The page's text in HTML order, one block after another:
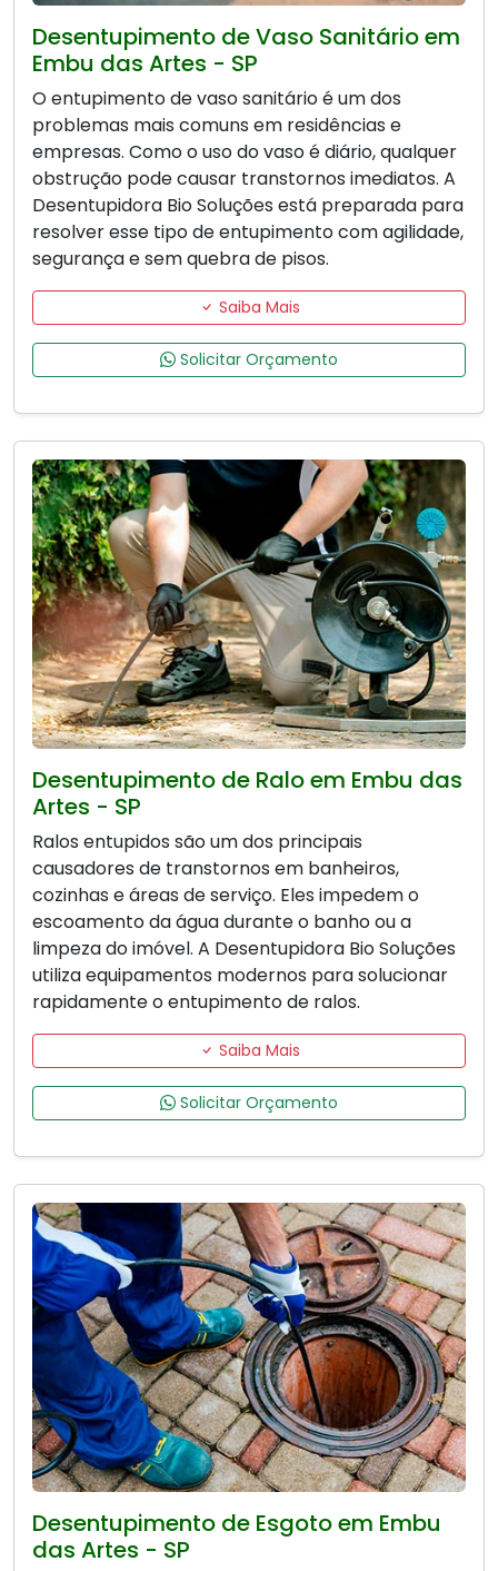
Desentupimento de Vaso Sanitário em
Embu das Artes - SP
O entupimento de vaso sanitário é um dos
problemas mais comuns em residências e
empresas. Como o uso do vaso é diário, qualquer
obstrução pode causar transtornos imediatos. A
Desentupidora Bio Soluções está preparada para
resolver esse tipo de entupimento com agilidade,
segurança e sem quebra de pisos.
Saiba Mais
Solicitar Orçamento
Desentupimento de Ralo em Embu das
Artes - SP
Ralos entupidos são um dos principais
causadores de transtornos em banheiros,
cozinhas e áreas de serviço. Eles impedem o
escoamento da água durante o banho ou a
limpeza do imóvel. A Desentupidora Bio Soluções
utiliza equipamentos modernos para solucionar
rapidamente o entupimento de ralos.
Saiba Mais
Solicitar Orçamento
Desentupimento de Esgoto em Embu
das Artes - SP